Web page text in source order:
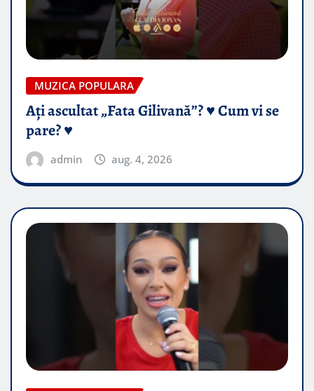
MUZICA POPULARA
Ați ascultat „Fata Gilivană”? ♥️ Cum vi se
pare? ♥️
admin aug. 4, 2026